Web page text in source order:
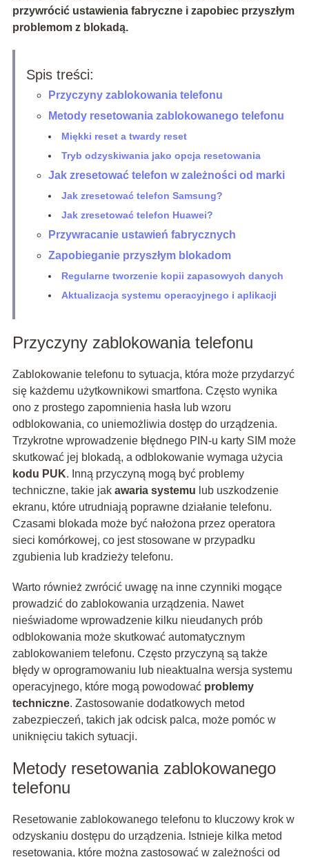
przywrócić ustawienia fabryczne i zapobiec przyszłym
problemom z blokadą.
Spis treści:
Przyczyny zablokowania telefonu
Metody resetowania zablokowanego telefonu
Miękki reset a twardy reset
Tryb odzyskiwania jako opcja resetowania
Jak zresetować telefon w zależności od marki
Jak zresetować telefon Samsung?
Jak zresetować telefon Huawei?
Przywracanie ustawień fabrycznych
Zapobieganie przyszłym blokadom
Regularne tworzenie kopii zapasowych danych
Aktualizacja systemu operacyjnego i aplikacji
Przyczyny zablokowania telefonu
Zablokowanie telefonu to sytuacja, która może przydarzyć
się każdemu użytkownikowi smartfona. Często wynika
ono z prostego zapomnienia hasła lub wzoru
odblokowania, co uniemożliwia dostęp do urządzenia.
Trzykrotne wprowadzenie błędnego PIN-u karty SIM może
skutkować jej blokadą, a odblokowanie wymaga użycia
kodu PUK. Inną przyczyną mogą być problemy
techniczne, takie jak awaria systemu lub uszkodzenie
ekranu, które utrudniają poprawne działanie telefonu.
Czasami blokada może być nałożona przez operatora
sieci komórkowej, co jest stosowane w przypadku
zgubienia lub kradzieży telefonu.
Warto również zwrócić uwagę na inne czynniki mogące
prowadzić do zablokowania urządzenia. Nawet
nieświadome wprowadzenie kilku nieudanych prób
odblokowania może skutkować automatycznym
zablokowaniem telefonu. Często przyczyną są także
błędy w oprogramowaniu lub nieaktualna wersja systemu
operacyjnego, które mogą powodować problemy
techniczne. Zastosowanie dodatkowych metod
zabezpieczeń, takich jak odcisk palca, może pomóc w
uniknięciu takich sytuacji.
Metody resetowania zablokowanego
telefonu
Resetowanie zablokowanego telefonu to kluczowy krok w
odzyskaniu dostępu do urządzenia. Istnieje kilka metod
resetowania, które można zastosować w zależności od